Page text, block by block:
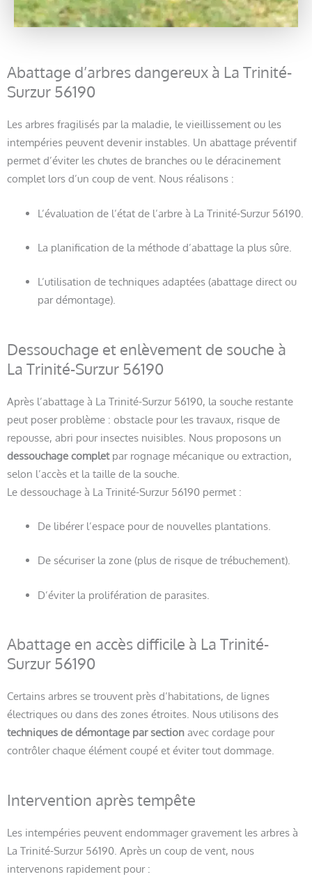
Abattage d’arbres dangereux à La Trinité-
Surzur 56190
Les arbres fragilisés par la maladie, le vieillissement ou les
intempéries peuvent devenir instables. Un abattage préventif
permet d’éviter les chutes de branches ou le déracinement
complet lors d’un coup de vent. Nous réalisons :
L’évaluation de l’état de l’arbre à La Trinité-Surzur 56190.
La planification de la méthode d’abattage la plus sûre.
L’utilisation de techniques adaptées (abattage direct ou
par démontage).
Dessouchage et enlèvement de souche à
La Trinité-Surzur 56190
Après l’abattage à La Trinité-Surzur 56190, la souche restante
peut poser problème : obstacle pour les travaux, risque de
repousse, abri pour insectes nuisibles. Nous proposons un
dessouchage completpar rognage mécanique ou extraction,
selon l’accès et la taille de la souche.
Le dessouchage à La Trinité-Surzur 56190 permet :
De libérer l’espace pour de nouvelles plantations.
De sécuriser la zone (plus de risque de trébuchement).
D’éviter la prolifération de parasites.
Abattage en accès difficile à La Trinité-
Surzur 56190
Certains arbres se trouvent près d’habitations, de lignes
électriques ou dans des zones étroites. Nous utilisons des
techniques de démontage par section avec cordage pour
contrôler chaque élément coupé et éviter tout dommage.
Intervention après tempête
Les intempéries peuvent endommager gravement les arbres à
La Trinité-Surzur 56190. Après un coup de vent, nous
intervenons rapidement pour :